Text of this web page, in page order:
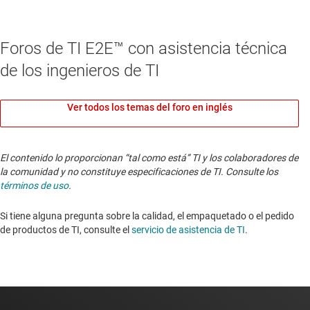
Foros de TI E2E™ con asistencia técnica
de los ingenieros de TI
Ver todos los temas del foro en inglés
El contenido lo proporcionan “tal como está” TI y los colaboradores de
la comunidad y no constituye especificaciones de TI. Consulte los
términos de uso.
Si tiene alguna pregunta sobre la calidad, el empaquetado o el pedido
de productos de TI, consulte el servicio de asistencia de TI.